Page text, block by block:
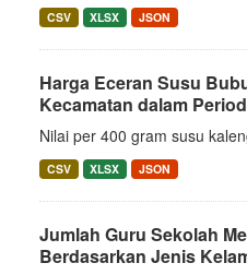
CSV XLSX JSON
Harga Eceran Susu
Kecamatan dalam
Nilai per 400 gram susu
CSV XLSX JSON
Jumlah Guru Sekolah
Berdasarkan Jenis